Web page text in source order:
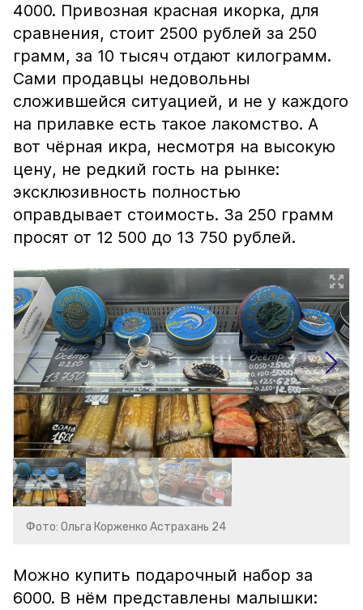
4000. Привозная красная икорка, для
сравнения, стоит 2500 рублей за 250
грамм, за 10 тысяч отдают килограмм.
Сами продавцы недовольны
сложившейся ситуацией, и не у каждого
на прилавке есть такое лакомство. А
вот чёрная икра, несмотря на высокую
цену, не редкий гость на рынке:
эксклюзивность полностью
оправдывает стоимость. За 250 грамм
просят от 12 500 до 13 750 рублей.
Фото: Ольга Корженко Астрахань 24
Можно купить подарочный набор за
6000. В нём представлены малышки: